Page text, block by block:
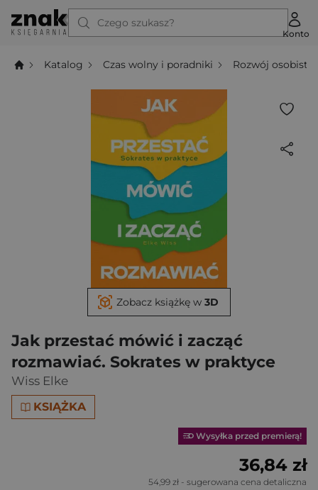
Czego szukasz?
Konto
Katalog Czas wolny i poradniki Rozwój osobisty
Jak przestać mówić i zacząć
rozmawiać. Sokrates w praktyce
Wiss Elke
KSIĄŻKA
Zobacz książkę w 3D
Wysyłka przed premierą!
36,84 zł
54,99 zł - sugerowana cena detaliczna